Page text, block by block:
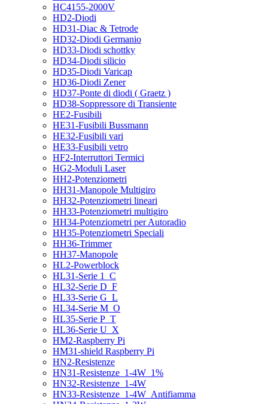
HC4155-2000V
HD2-Diodi
HD31-Diac & Tetrode
HD32-Diodi Germanio
HD33-Diodi schottky
HD34-Diodi silicio
HD35-Diodi Varicap
HD36-Diodi Zener
HD37-Ponte di diodi ( Graetz )
HD38-Soppressore di Transiente
HE2-Fusibili
HE31-Fusibili Bussmann
HE32-Fusibili vari
HE33-Fusibili vetro
HF2-Interruttori Termici
HG2-Moduli Laser
HH2-Potenziometri
HH31-Manopole Multigiro
HH32-Potenziometri lineari
HH33-Potenziometri multigiro
HH34-Potenziometri per Autoradio
HH35-Potenziometri Speciali
HH36-Trimmer
HH37-Manopole
HL2-Powerblock
HL31-Serie 1_C
HL32-Serie D_F
HL33-Serie G_L
HL34-Serie M_O
HL35-Serie P_T
HL36-Serie U_X
HM2-Raspberry Pi
HM31-shield Raspberry Pi
HN2-Resistenze
HN31-Resistenze_1-4W_1%
HN32-Resistenze_1-4W
HN33-Resistenze_1-4W_Antifiamma